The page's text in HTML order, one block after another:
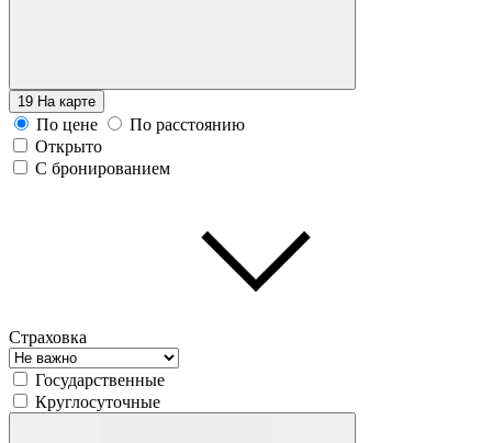
19 На карте
По цене
По расстоянию
Открыто
С бронированием
Страховка
Государственные
Круглосуточные